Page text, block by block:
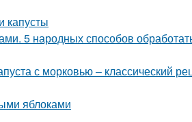
капусты
5 народных способов
с морковью – классический
яблоками